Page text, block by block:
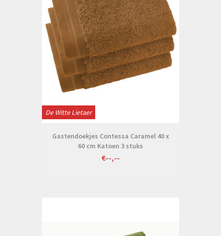
De Witte Lietaer
Gastendoekjes Contessa Caramel 40 x
60 cm Katoen 3 stuks
€--,--